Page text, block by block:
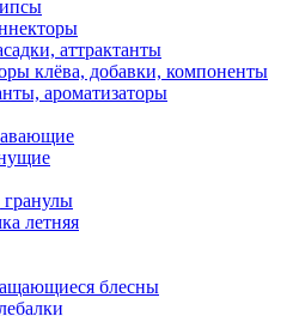
аттрактанты
клёва, добавки, компоненты
ароматизаторы
гранулы
летняя
блесны